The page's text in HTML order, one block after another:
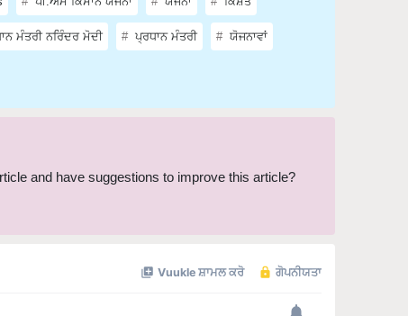
ਮੰਤਰੀ ਨਰਿੰਦਰ ਮੋਦੀ ਪ੍ਰਧਾਨ ਮੰਤਰੀ ਯੋਜਨਾਵਾਂ
and have suggestions to improve this article?